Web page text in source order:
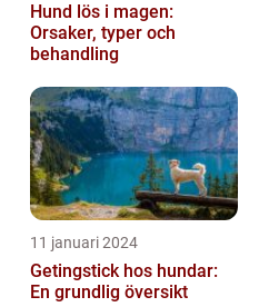
Hund lös i magen:
Orsaker, typer och
behandling
11 januari 2024
Getingstick hos hundar:
En grundlig översikt